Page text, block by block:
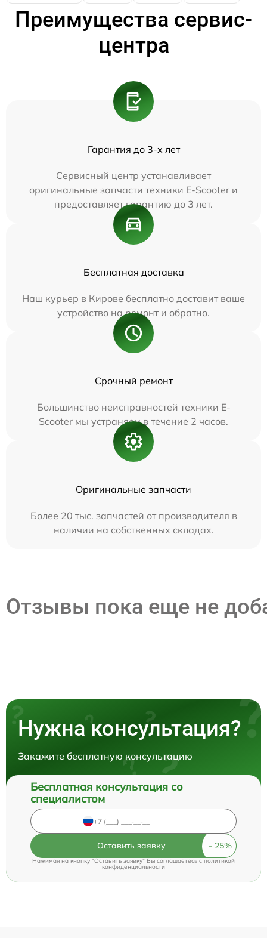
Преимущества сервис-
центра
Гарантия до 3-х лет
Сервисный центр устанавливает
оригинальные запчасти техники E-Scooter и
предоставляет гарантию до 3 лет.
Бесплатная доставка
Наш курьер в Кирове бесплатно доставит ваше
устройство на ремонт и обратно.
Срочный ремонт
Большинство неисправностей техники E-
Scooter мы устраняем в течение 2 часов.
Оригинальные запчасти
Более 20 тыс. запчастей от производителя в
наличии на собственных складах.
Отзывы пока еще не
Нужна консультация?
Закажите бесплатную консультацию
Бесплатная консультация со
специалистом
Оставить заявку
Нажимая на кнопку "Оставить заявку" Вы соглашаетесь cполитикой
конфиденциальности